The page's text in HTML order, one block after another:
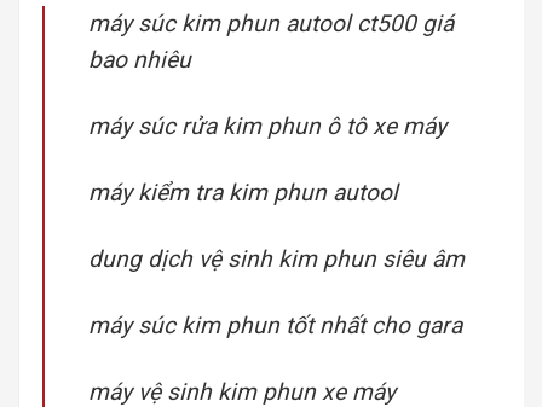
máy súc kim phun autool ct500 giá
bao nhiêu
máy súc rửa kim phun ô tô xe máy
máy kiểm tra kim phun autool
dung dịch vệ sinh kim phun siêu âm
máy súc kim phun tốt nhất cho gara
máy vệ sinh kim phun xe máy